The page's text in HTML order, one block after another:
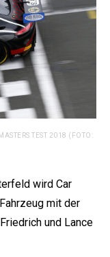
TEST 2018 (FOTO:
wird Car
mit der
und Lance